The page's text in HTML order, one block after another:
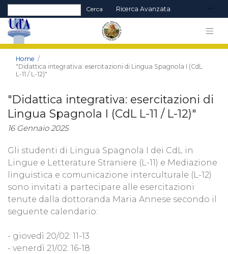
Form di ricerca
Cerca Ricerca Avanzata
Home
"Didattica integrativa: esercitazioni di Lingua Spagnola I (CdL
L-11 / L-12)"
"Didattica integrativa: esercitazioni di
Lingua Spagnola I (CdL L-11 / L-12)"
16 Gennaio 2025
Gli studenti di Lingua Spagnola I dei CdL in
Lingue e Letterature Straniere (L-11) e Mediazione
linguistica e comunicazione interculturale (L-12)
sono invitati a partecipare alle esercitazioni
tenute dalla dottoranda Maria Annese secondo il
seguente calendario:
- giovedì 20/02: 11-13
- venerdì 21/02: 16-18